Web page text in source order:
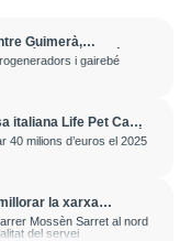
ESPORTS
Guimerà,
obté la declaració
i gairebé
italiana Life Pet Care
en alimentació
40 milions d’euros el 2025
la xarxa
Mossèn Sarret al nord
del servei